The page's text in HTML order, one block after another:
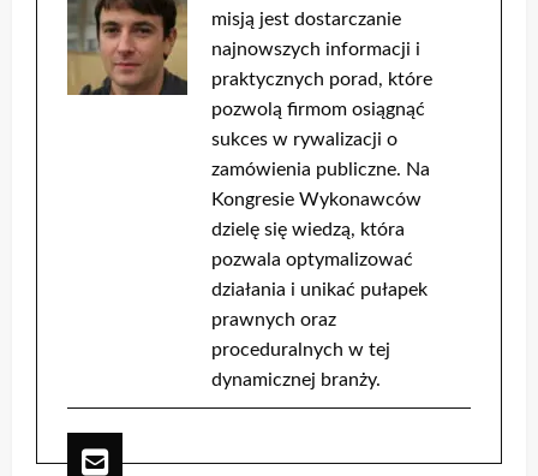
misją jest dostarczanie
najnowszych informacji i
praktycznych porad, które
pozwolą firmom osiągnąć
sukces w rywalizacji o
zamówienia publiczne. Na
Kongresie Wykonawców
dzielę się wiedzą, która
pozwala optymalizować
działania i unikać pułapek
prawnych oraz
proceduralnych w tej
dynamicznej branży.